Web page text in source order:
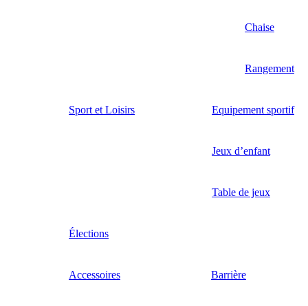
Chaise
Rangement
Sport et Loisirs Equipement sportif
Jeux d’enfant
Table de jeux
Élections
Accessoires Barrière